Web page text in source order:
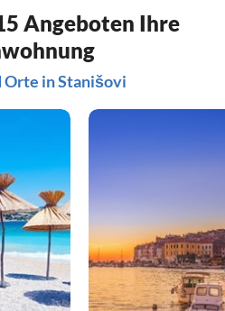
Angeboten Ihre
Orte in Stanišovi